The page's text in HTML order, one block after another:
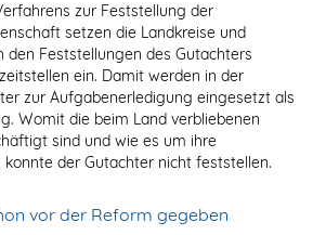
zur Feststellung der
setzen die Landkreise und
den Feststellungen des Gutachters
ein. Damit werden in der
zur Aufgabenerledigung eingesetzt als
Womit die beim Land verbliebenen
sind und wie es um ihre
der Gutachter nicht feststellen.
vor der Reform gegeben